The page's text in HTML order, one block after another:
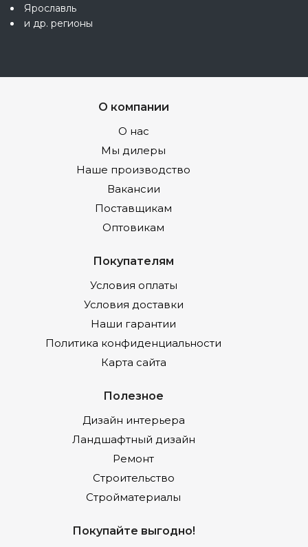
Ярославль
и др. регионы
О компании
О нас
Мы дилеры
Наше производство
Вакансии
Поставщикам
Оптовикам
Покупателям
Условия оплаты
Условия доставки
Наши гарантии
Политика конфиденциальности
Карта сайта
Полезное
Дизайн интерьера
Ландшафтный дизайн
Ремонт
Строительство
Стройматериалы
Покупайте выгодно!